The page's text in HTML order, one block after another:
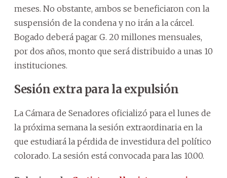
meses. No obstante, ambos se beneficiaron con la
suspensión de la condena y no irán a la cárcel.
Bogado deberá pagar G. 20 millones mensuales,
por dos años, monto que será distribuido a unas 10
instituciones.
Sesión extra para la expulsión
La Cámara de Senadores oficializó para el lunes de
la próxima semana la sesión extraordinaria en la
que estudiará la pérdida de investidura del político
colorado. La sesión está convocada para las 10.00.